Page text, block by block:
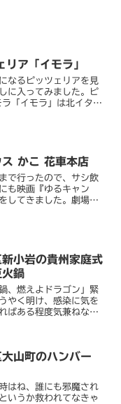
ア「イモラ」
なるピッツェリアを見
に入ってみました。ピ
「イモラ」は北イタリ
ス かこ 花車本店
で行ったので、サシ飲
も映画『ゆるキャン
してきました。劇場版
小岩の貴州家庭式
火鍋
、燃えよドラゴン」緊
やく明け、感染に気を
ばある程度気兼ねなく
の...
山町のハンバー
はね、誰にも邪魔され
いうか救われてなきゃ